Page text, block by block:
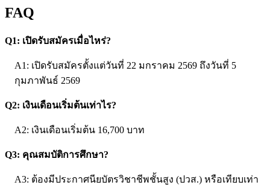
FAQ
Q1: เปิดรับสมัครเมื่อไหร่?
A1: เปิดรับสมัครตั้งแต่วันที่ 22 มกราคม 2569 ถึงวันที่ 5
กุมภาพันธ์ 2569
Q2: เงินเดือนเริ่มต้นเท่าไร?
A2: เงินเดือนเริ่มต้น 16,700 บาท
Q3: คุณสมบัติการศึกษา?
A3: ต้องมีประกาศนียบัตรวิชาชีพชั้นสูง (ปวส.) หรือเทียบเท่า